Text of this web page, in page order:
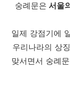
숭례문은 서울
일제 강점기에
우리나라의 상
맞서면서 숭례